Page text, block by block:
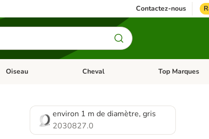
Contactez-nous
& Co
Dérouler les catégories: Poisson
Oiseau Dérouler les catégories: Oiseau
Cheval Dérouler les
Top Marques
environ 1 m de diamètre, gris
2030827.0